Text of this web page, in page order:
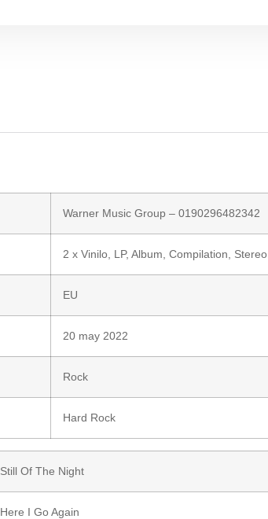
Warner Music Group – 0190296482342
2 x Vinilo , LP, Album, Compilation, Stereo
EU
20 may 2022
Rock
Hard Rock
Still Of The Night
Here I Go Again